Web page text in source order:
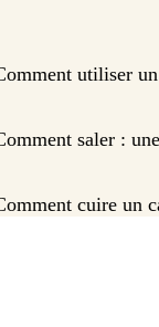
utiliser
saler :
cuire un